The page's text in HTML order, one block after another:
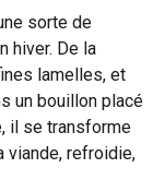
sorte de
hiver. De la
lamelles, et
un bouillon placé
il se transforme
viande, refroidie,